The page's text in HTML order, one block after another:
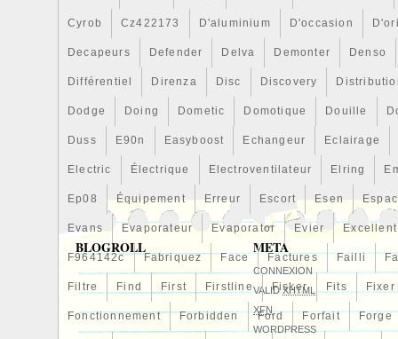
Cyrob Cz422173 D'aluminium D'occasion
Decapeurs Defender Delva Demonter Denso
Différentiel Direnza Disc Discovery
Dodge Doing Dometic Domotique Douille
Duss E90n Easyboost Echangeur Eclairage
Electric Électrique Electroventilateur Elring
Ep08 Équipement Erreur Escort Esen
Evans Evaporateur Evaporator Evier Excellent
F964142c Fabriquez Face Factures Failli
Filtre Find First Firstline Fisker Fits Fixer
Fonctionnement Forbidden Ford Forfait Forge
BLOGROLL META
CONNEXION
VALIDXHTML
XFN
WORDPRESS